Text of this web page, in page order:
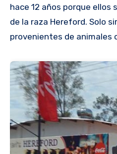
hace 12 años porque
de la raza Hereford. Solo
provenientes de animales